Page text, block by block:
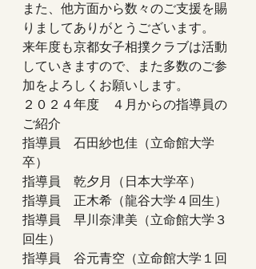
また、他方面から数々のご支援を賜
りましてありがとうございます。
来年度も京都女子相撲クラブは活動
していきますので、また多数のご参
加をよろしくお願いします。
２０２４年度　４月からの指導員の
ご紹介
指導員　石田紗也佳（立命館大学
卒）
指導員　乾夕月（日本大学卒）
指導員　正木希（龍谷大学４回生）
指導員　早川奈津美（立命館大学３
回生）
指導員　谷元青空（立命館大学１回